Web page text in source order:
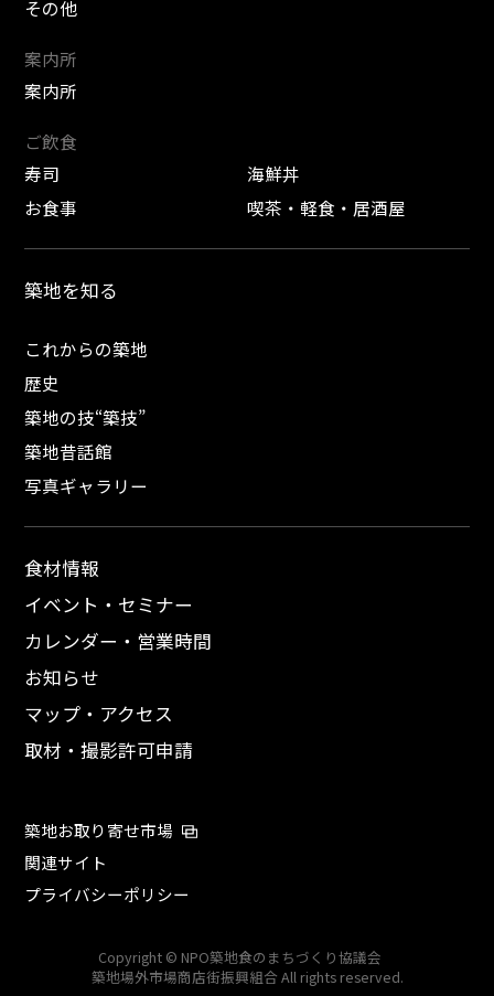
その他
案内所
案内所
ご飲食
寿司
海鮮丼
お食事
喫茶・軽食・居酒屋
築地を知る
これからの築地
歴史
築地の技“築技”
築地昔話館
写真ギャラリー
食材情報
イベント・セミナー
カレンダー・営業時間
お知らせ
マップ・アクセス
取材・撮影許可申請
築地お取り寄せ市場
関連サイト
プライバシーポリシー
Copyright © NPO築地食のまちづくり協議会
築地場外市場商店街振興組合 All rights reserved.